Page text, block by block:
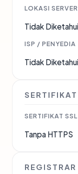
LOKASI SERVER
Tidak Diketahui
ISP / PENYEDIA
Tidak Diketahui
SERTIFIKAT SSL
Tanpa HTTPS
REGISTRAR